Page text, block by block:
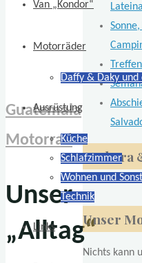
Van „Kondor“
Motorräder
Daffy & Daky
Ausrüstung
Küche
Schlafzimmer
Wohnen und
Technik
Links
Guatemala
Motorrad
Unser
„Alltag“
Barbara
Unser
Nichts kann